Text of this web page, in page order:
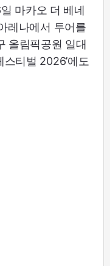
마카오 더 베네
레나에서 투어를
올림픽공원 일대
스티벌 2026’에도